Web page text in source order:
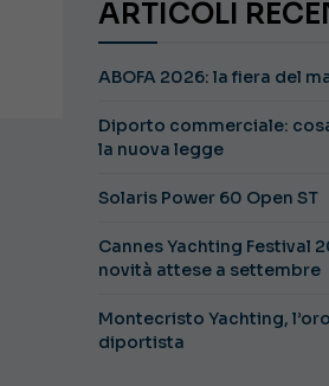
ARTICOLI
ABOFA 2026: la fiera del
Diporto commerciale:
la nuova legge
Solaris Power 60 Open ST
Cannes Yachting Festival
novità attese a settembre
Montecristo Yachting,
diportista